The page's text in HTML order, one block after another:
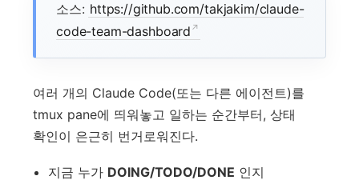
소스: https://github.com/takjakim/claude-
code-team-dashboard
여러 개의 Claude Code(또는 다른 에이전트)를
tmux pane에 띄워놓고 일하는 순간부터, 상태
확인이 은근히 번거로워진다.
지금 누가 DOING/TODO/DONE 인지